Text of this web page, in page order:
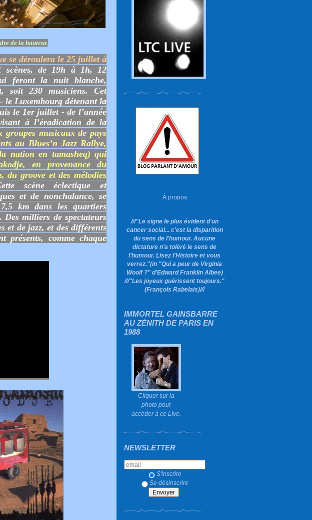
À propos
///"Le signe le plus évident d'un
cancer social... c'est la disparition
du sens de l'humour. Aucune
dictature n'a toléré le sens de
l'humour. Lisez l'Histoire et vous
verrez."(in "Qui a peur de Virginia
Woolf ?"d'Edward Franklin Albee)
///"Les joyeux guérissent toujours."
(François Rabelais)///
IMMORTEL GAINSBARRE
AU ZÉNITH DE PARIS EN
1988
Cliquer sur la
photo pour
accéder à ce LIve.
NEWSLETTER
S'inscrire
Se désinscrire
de la hauteur.
se déroulera le 25 juillet à
scènes, de 19h à 1h, 12
feront la nuit blanche,
soit 230 musiciens. Cet
le Luxembourg détenant la
le 1er juillet - de l’année
à l’éradication de la
groupes musicaux de pays
au Blues’n Jazz Rallye,
nation en tamasheq) qui
en provenance du
du groove et des mélodies
scène éclectique et
et de nonchalance, se
km dans les quartiers
milliers de spectateurs
et de jazz, et des différents
présents, comme chaque